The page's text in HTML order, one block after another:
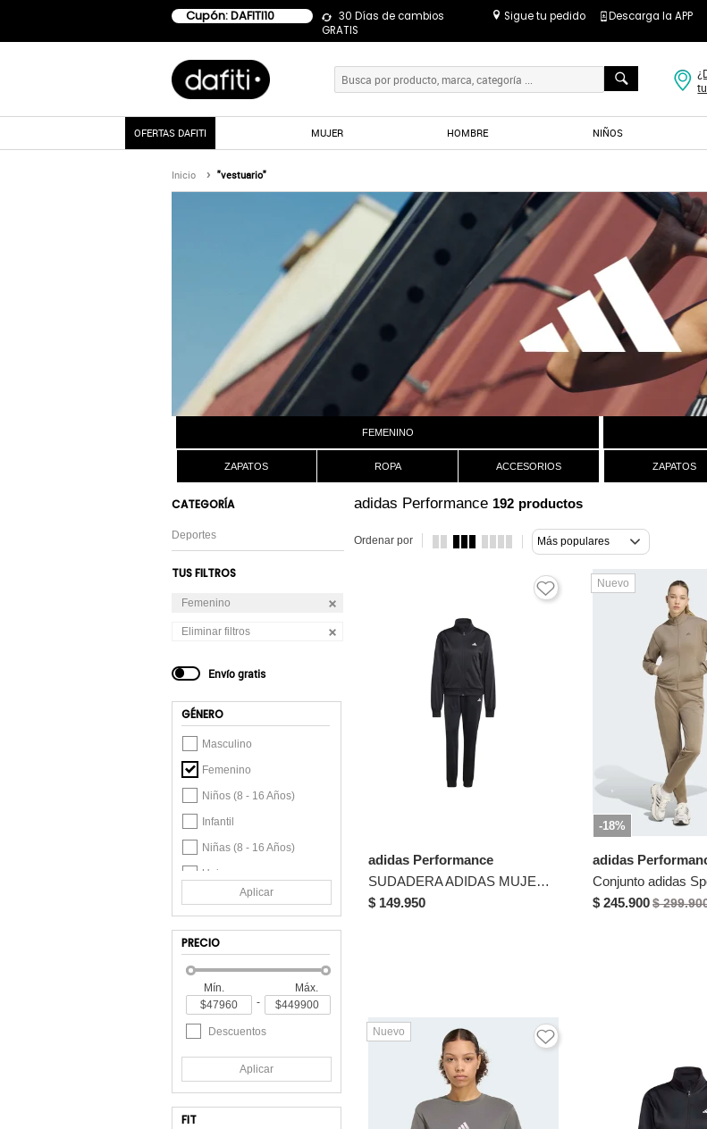
Cupón: DAFITI10
30 Días de cambios
GRATIS
Sigue tu pedido Descarga la APP
OFERTAS DAFITI MUJER HOMBRE NIÑOS
Inicio "vestuario"
FEMENINO
ZAPATOS ROPA ACCESORIOS ZAPATOS
CATEGORÍA
Deportes
TUS FILTROS
Femenino
Eliminar filtros
Envío gratis
GÉNERO
Masculino
Femenino
Niños (8 - 16 Años)
Infantil
Niñas (8 - 16 Años)
Unisex
Unisex Infantil
Aplicar
PRECIO
Mín.
Máx.
-
Descuentos
Aplicar
FIT
adidas Performance 192 productos
Ordenar por Más populares
adidas Performance
SUDADERA ADIDAS MUJER JD4475 Talla L
$ 149.950
Nuevo
-18%
adidas
$ 245.900$
Nuevo